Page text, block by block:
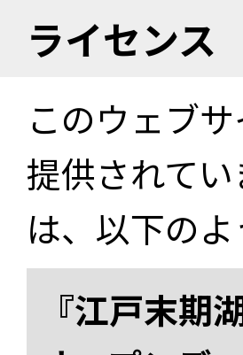
ライセンス
このウェブ
提供されて
は、以下の
『江戸末期